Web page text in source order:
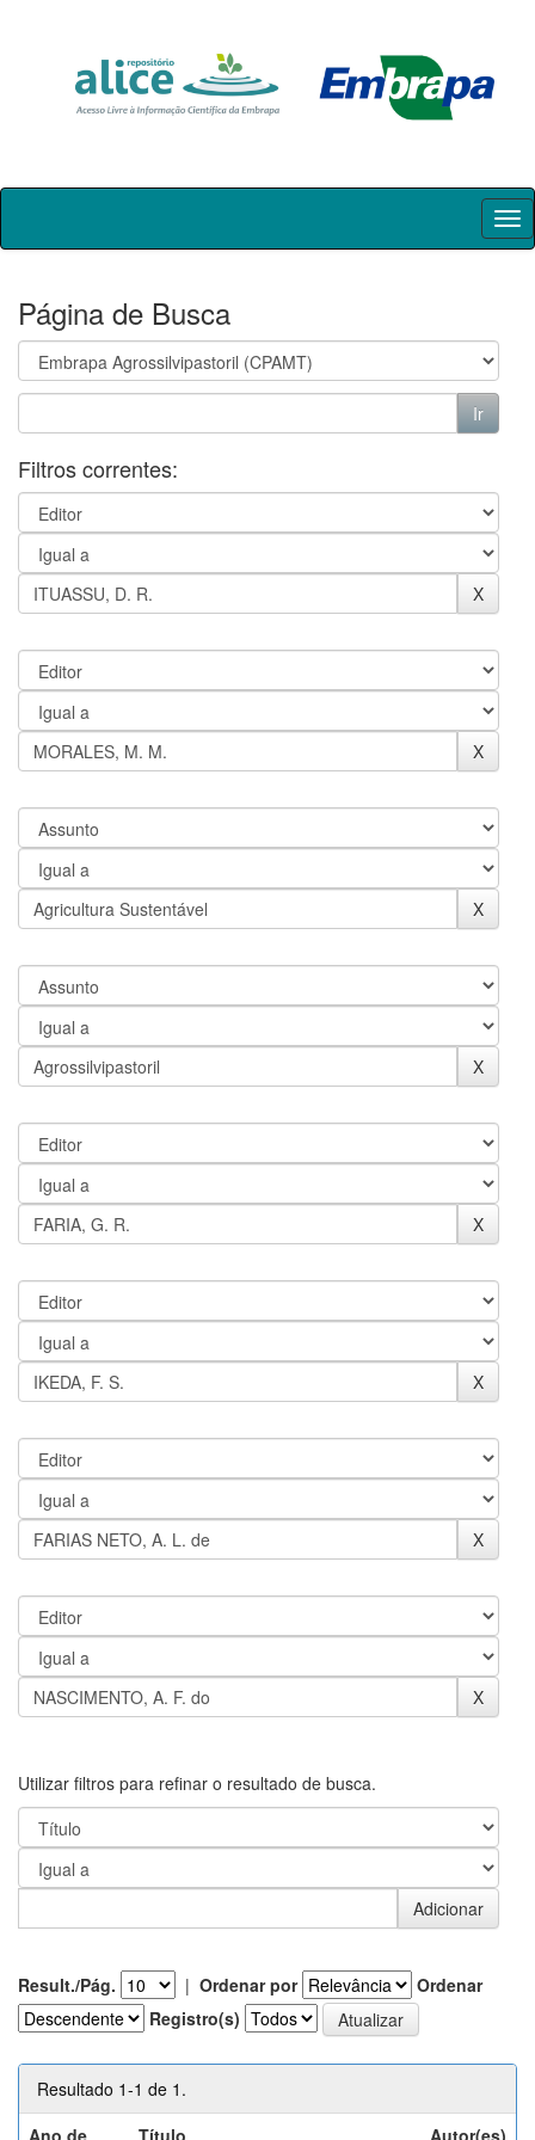
Skip
Página de Busca
Filtros correntes:
Utilizar filtros para refinar o resultado de busca.
Result./Pág. | Ordenar por
Ordenar
Registro(s)
Resultado 1-1 de 1.
Ano de
Título Autor(es)